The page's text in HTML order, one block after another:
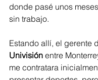
donde pasé unos
sin trabajo.
Estando allí, el gerente
Univisión entre
me contratara